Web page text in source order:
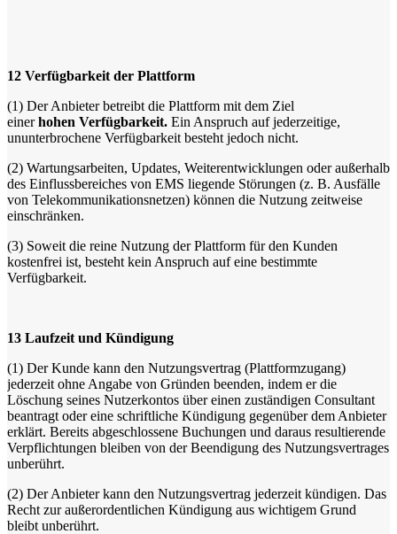
12 Verfügbarkeit der Plattform
(1) Der Anbieter betreibt die Plattform mit dem Ziel
einerhohen Verfügbarkeit. Ein Anspruch auf jederzeitige,
ununterbrochene Verfügbarkeit besteht jedoch nicht.
(2) Wartungsarbeiten, Updates, Weiterentwicklungen oder außerhalb
des Einflussbereiches von EMS liegende Störungen (z. B. Ausfälle
von Telekommunikationsnetzen) können die Nutzung zeitweise
einschränken.
(3) Soweit die reine Nutzung der Plattform für den Kunden
kostenfrei ist, besteht kein Anspruch auf eine bestimmte
Verfügbarkeit.
13 Laufzeit und Kündigung
(1) Der Kunde kann den Nutzungsvertrag (Plattformzugang)
jederzeit ohne Angabe von Gründen beenden, indem er die
Löschung seines Nutzerkontos über einen zuständigen Consultant
beantragt oder eine schriftliche Kündigung gegenüber dem Anbieter
erklärt. Bereits abgeschlossene Buchungen und daraus resultierende
Verpflichtungen bleiben von der Beendigung des Nutzungsvertrages
unberührt.
(2) Der Anbieter kann den Nutzungsvertrag jederzeit kündigen. Das
Recht zur außerordentlichen Kündigung aus wichtigem Grund
bleibt unberührt.